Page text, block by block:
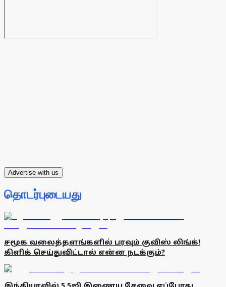
Advertise with us
தொடர்புடையது
சமூக வலைத்தளங்களில் பரவும் குவிஸ் லிங்க்!
கிளிக் செய்துவிட்டால் என்ன நடக்கும்?